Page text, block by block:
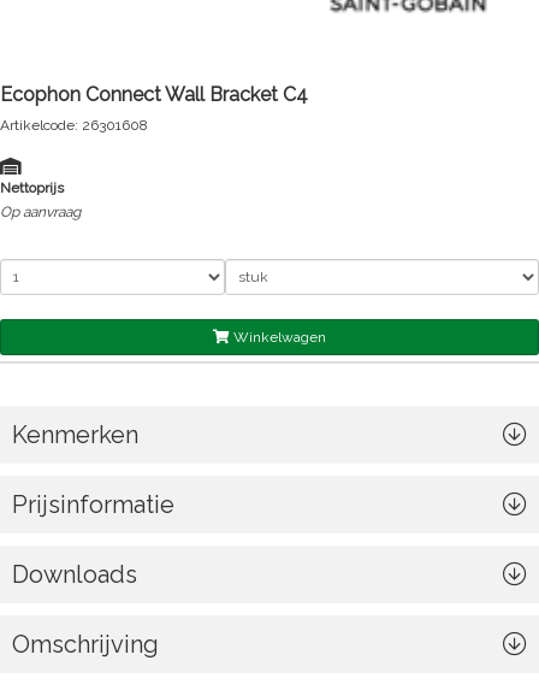
Ecophon Connect Wall Bracket C4
Artikelcode: 26301608
Nettoprijs
Op aanvraag
Winkelwagen
Kenmerken
Prijsinformatie
Downloads
Omschrijving